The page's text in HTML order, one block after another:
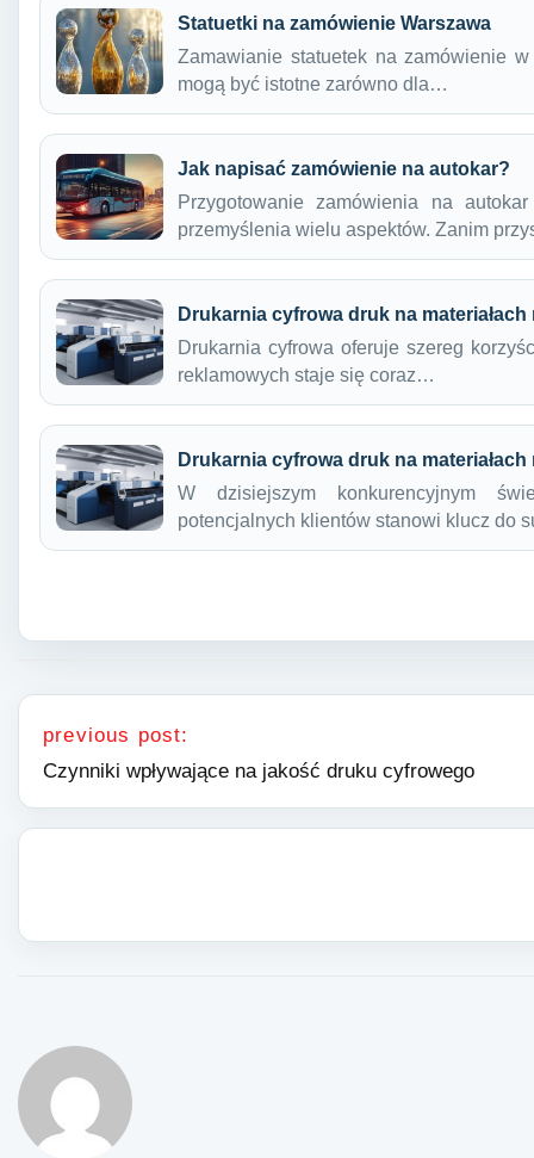
Statuetki na zamówienie Warszawa
Zamawianie statuetek na zamówienie
mogą być istotne zarówno dla…
Jak napisać zamówienie na autokar?
Przygotowanie zamówienia na
przemyślenia wielu aspektów. Zanim
Drukarnia cyfrowa druk na
Drukarnia cyfrowa oferuje szereg
reklamowych staje się coraz…
Drukarnia cyfrowa druk na
W dzisiejszym konkurencyjnym
potencjalnych klientów stanowi klucz do
Nawigacja wpisu
previous post:
Czynniki wpływające na jakość druku cyfrowego